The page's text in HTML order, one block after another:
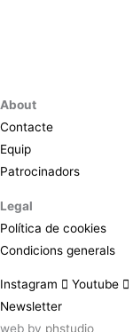
About
Contacte
Equip
Patrocinadors
Legal
Política de cookies
Condicions generals
Instagram Youtube
Newsletter
web by phstudio